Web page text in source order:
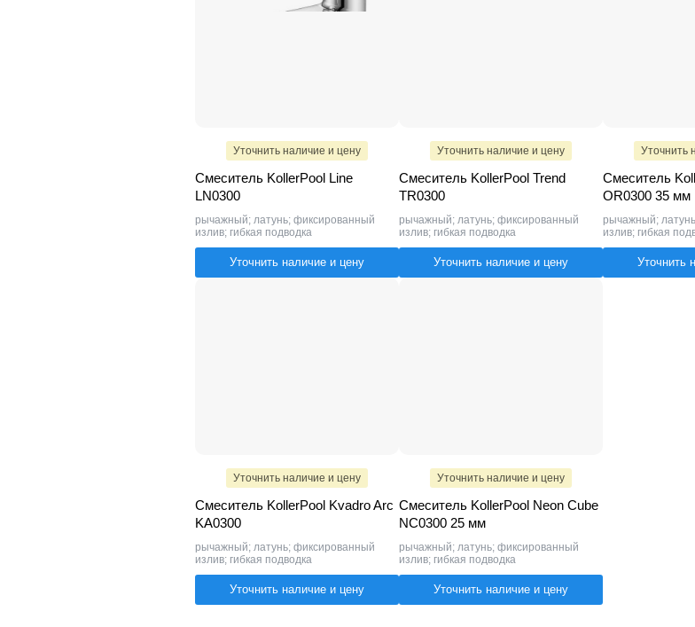
Уточнить наличие и цену
Смеситель KollerPool Line
LN0300
рычажный; латунь; фиксированный
излив; гибкая подводка
Уточнить наличие и цену
Уточнить наличие и цену
Смеситель KollerPool Trend
TR0300
рычажный; латунь; фиксированный
излив; гибкая подводка
Уточнить наличие и цену
Уточнить
Смеситель
OR0300 35 мм
рычажный;
излив; гибкая
Уточнить
Уточнить наличие и цену
Смеситель KollerPool Kvadro Arc
KA0300
рычажный; латунь; фиксированный
излив; гибкая подводка
Уточнить наличие и цену
Уточнить наличие и цену
Смеситель KollerPool Neon Cube
NC0300 25 мм
рычажный; латунь; фиксированный
излив; гибкая подводка
Уточнить наличие и цену